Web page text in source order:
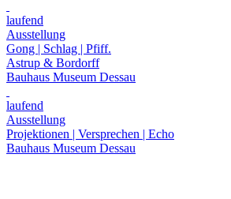
laufend
Ausstellung
Gong | Schlag | Pfiff.
Astrup & Bordorff
Bauhaus Museum Dessau
laufend
Ausstellung
Projektionen | Versprechen | Echo
Bauhaus Museum Dessau